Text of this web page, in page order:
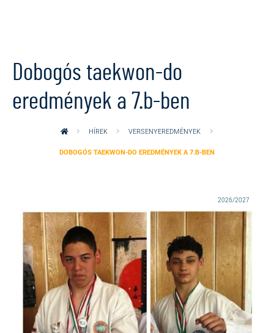
Dobogós taekwon-do
eredmények a 7.b-ben
HÍREK VERSENYEREDMÉNYEK
DOBOGÓS TAEKWON-DO EREDMÉNYEK A 7.B-BEN
2026/2027